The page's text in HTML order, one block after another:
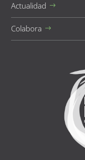
Actualidad
Colabora